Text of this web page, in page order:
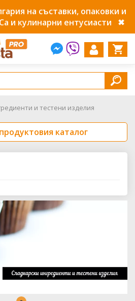
на съставки, опаковки и
и кулинарни ентусиасти
✖
и тестени изделия
каталог